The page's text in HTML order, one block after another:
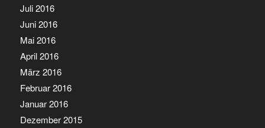
Juli 2016
Juni 2016
Mai 2016
April 2016
März 2016
Februar 2016
Januar 2016
Dezember 2015